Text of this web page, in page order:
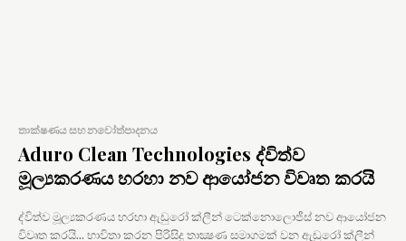
තාක්ෂණය සහ නවෝත්පාදනය
Aduro Clean Technologies ද්විත්ව
මූල්‍යකරණය හරහා නව ආයෝජන විවෘත කරයි
ද්විත්ව මූල්‍යකරණය හරහා ඇඩුරෝ ක්ලීන් ටෙක්නොලොජීස් නව ආයෝජන
විවෘත කරයි... භාවිතා කරන පිරිසිදු තාක්‍ෂණ සමාගමක් වන ඇඩුරෝ ක්ලීන්